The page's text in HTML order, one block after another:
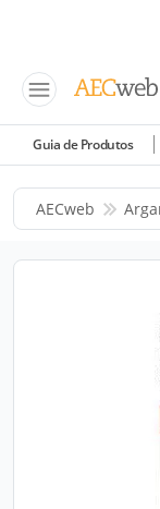
Guia de Produtos
AECweb